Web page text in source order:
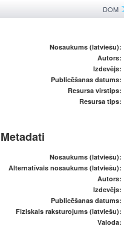
DOM
Nosaukums (latviešu):
Autors:
Izdevējs:
Publicēšanas datums:
Resursa virstips:
Resursa tips:
Metadati
Nosaukums (latviešu):
Alternatīvais nosaukums (latviešu):
Autors:
Izdevējs:
Publicēšanas datums:
Fiziskais raksturojums (latviešu):
Valoda: